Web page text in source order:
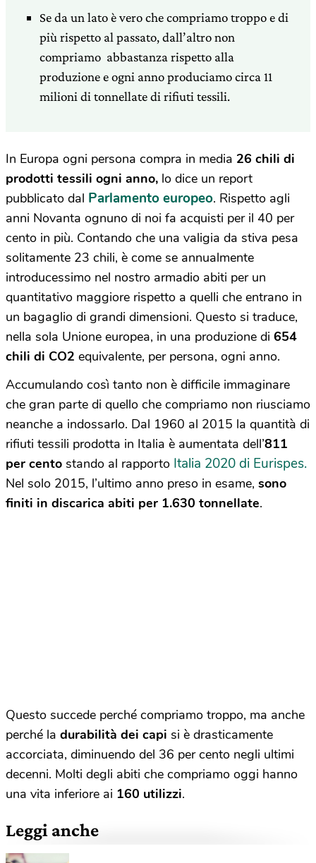
Se da un lato è vero che compriamo troppo e di
più rispetto al passato, dall’altro non
compriamo abbastanza rispetto alla
produzione e ogni anno produciamo circa 11
milioni di tonnellate di rifiuti tessili.
In Europa ogni persona compra in media 26 chili di
prodotti tessili ogni anno, lo dice un report
pubblicato dal Parlamento europeo. Rispetto agli
anni Novanta ognuno di noi fa acquisti per il 40 per
cento in più. Contando che una valigia da stiva pesa
solitamente 23 chili, è come se annualmente
introducessimo nel nostro armadio abiti per un
quantitativo maggiore rispetto a quelli che entrano in
un bagaglio di grandi dimensioni. Questo si traduce,
nella sola Unione europea, in una produzione di 654
chili di CO2 equivalente, per persona, ogni anno.
Accumulando così tanto non è difficile immaginare
che gran parte di quello che compriamo non riusciamo
neanche a indossarlo. Dal 1960 al 2015 la quantità di
rifiuti tessili prodotta in Italia è aumentata dell’811
per cento stando al rapporto Italia 2020 di Eurispes.
Nel solo 2015, l’ultimo anno preso in esame, sono
finiti in discarica abiti per 1.630 tonnellate.
Questo succede perché compriamo troppo, ma anche
perché la durabilità dei capi si è drasticamente
accorciata, diminuendo del 36 per cento negli ultimi
decenni. Molti degli abiti che compriamo oggi hanno
una vita inferiore ai 160 utilizzi.
Leggi anche